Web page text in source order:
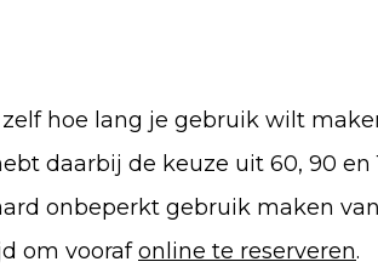
hoe lang je gebruik wilt
daarbij de keuze uit 60, 90 en
onbeperkt gebruik maken
om voorafonline te reserveren.